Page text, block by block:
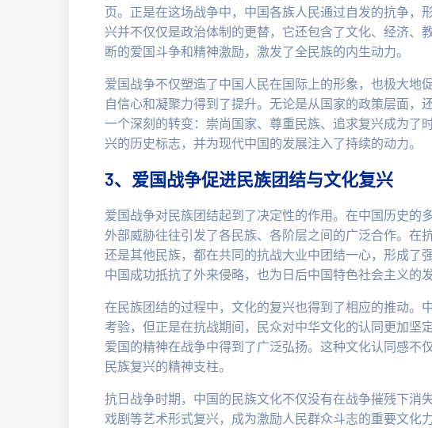
页。正是在这场战争中，中国各族人民通过自发的抗争，
兴并不仅仅是政治体制的更替，它还包含了文化、经济、
断的爱国斗争和精神激励，激发了全民族的内生动力。
爱国战争不仅塑造了中国人民在国际上的形象，也极大地
自信心和凝聚力得到了提升。无论是从国家的政策层面，
一个深刻的转变：崇尚国家、尊重民族、追求复兴成为了
兴的历史标志，并为现代中国的发展注入了持续的动力。
3、爱国战争促进民族团结与文化复兴
爱国战争对民族团结起到了决定性的作用。在中国历史的
外部威胁往往引发了各民族、各阶层之间的广泛合作。在
还是其他民族，都在共同的抗战大业中团结一心，形成了
中国成功抵抗了外来侵略，也为日后中国特色社会主义的
在民族团结的过程中，文化的复兴也得到了相应的推动。
考验，但正是在抗战期间，民众对中华文化的认同更加坚
爱国的精神在战争中得到了广泛弘扬。这种文化认同感不
民族复兴的精神支柱。
抗日战争时期，中国的民族文化不仅没有在战争摧残下消
戏剧等艺术形式复兴，成为激励人民群众斗志的重要文化